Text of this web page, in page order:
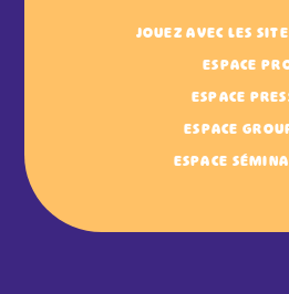
JOUEZ AVEC LES
ESPACE
ESPACE
ESPACE
ESPACE